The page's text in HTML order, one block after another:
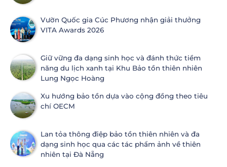
Vườn Quốc gia Cúc Phương nhận giải thưởng
VITA Awards 2026
Giữ vững đa dạng sinh học và đánh thức tiềm
năng du lịch xanh tại Khu Bảo tồn thiên nhiên
Lung Ngọc Hoàng
Xu hướng bảo tồn dựa vào cộng đồng theo tiêu
chí OECM
Lan tỏa thông điệp bảo tồn thiên nhiên và đa
dạng sinh học qua các tác phẩm ảnh về thiên
nhiên tại Đà Nẵng